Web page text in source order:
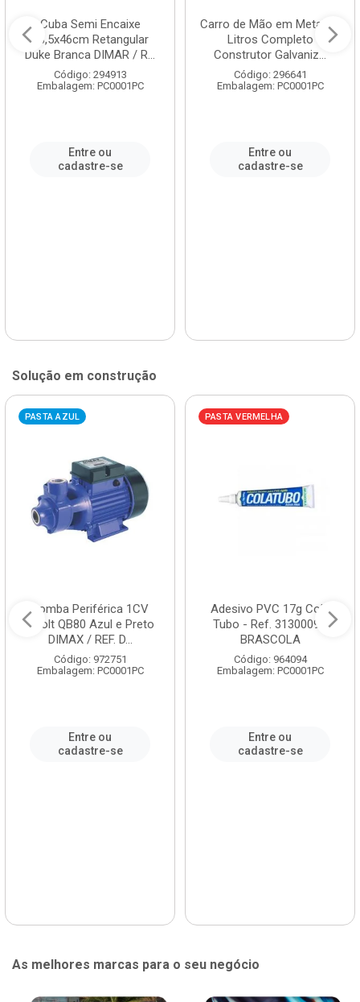
Cuba Semi Encaixe
58,5x46cm Retangular
Duke Branca DIMAR / R...
Código: 294913
Embalagem: PC0001PC
Entre ou
cadastre-se
Carro de Mão em Metal 60
Litros Completo
Construtor Galvaniz...
Código: 296641
Embalagem: PC0001PC
Entre ou
cadastre-se
Solução em construção
PASTA AZUL
Bomba Periférica 1CV
Bivolt QB80 Azul e Preto
DIMAX / REF. D...
Código: 972751
Embalagem: PC0001PC
Entre ou
cadastre-se
PASTA VERMELHA
Adesivo PVC 17g Cola
Tubo - Ref. 3130009 -
BRASCOLA
Código: 964094
Embalagem: PC0001PC
Entre ou
cadastre-se
As melhores marcas para o seu negócio